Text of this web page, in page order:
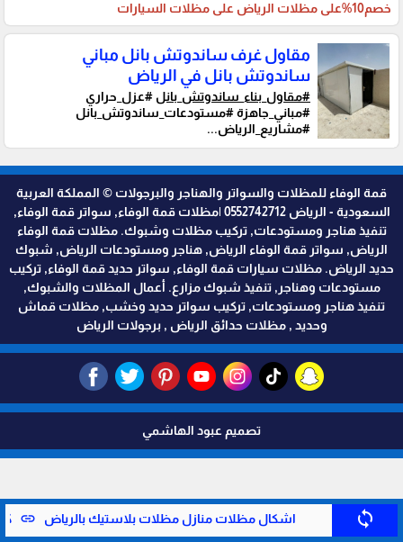
sync اشكال مظلات منازل مظلات بلاستيك بالرياض link
خصم10%على مظلات الرياض على مظلات السيارات
مقاول غرف ساندوتش بانل مباني
ساندوتش بانل في الرياض
#مقاول_بناء_ساندوتش_بانل #عزل_حراري
#مباني_جاهزة #مستودعات_ساندوتش_بانل
#مشاريع_الرياض...
قمة الوفاء للمظلات والسواتر والهناجر والبرجولات © المملكة العربية
السعودية - الرياض 0552742712 |مظلات قمة الوفاء, سواتر قمة الوفاء,
تنفيذ هناجر ومستودعات, تركيب مظلات وشبوك. مظلات قمة الوفاء
الرياض, سواتر قمة الوفاء الرياض, هناجر ومستودعات الرياض, شبوك
حديد الرياض. مظلات سيارات قمة الوفاء, سواتر حديد قمة الوفاء, تركيب
مستودعات وهناجر, تنفيذ شبوك مزارع. أعمال المظلات والشبوك,
تنفيذ هناجر ومستودعات, تركيب سواتر حديد وخشب, مظلات قماش
وحديد , مظلات حدائق الرياض , برجولات الرياض
تصميم عبود الهاشمي